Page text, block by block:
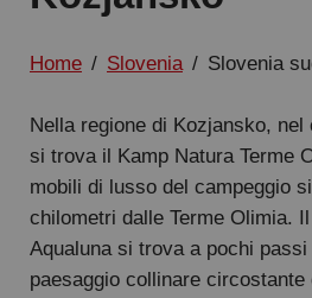
Home / Slovenia / Slovenia
Nella regione di Kozjansko, nel
si trova il Kamp Natura Terme
mobili di lusso del campeggio
chilometri dalle Terme Olimia.
Aqualuna si trova a pochi
paesaggio collinare circostante